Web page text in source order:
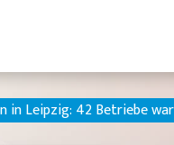
in Leipzig: 42 Betriebe